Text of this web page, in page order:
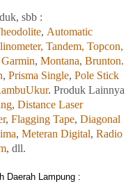
sbb :
, Automatic
Tandem, Topcon,
Garmin, Montana, Brunton.
, Prisma Single, Pole Stick
. Produk Lainnya
, Distance Laser
, Flagging Tape, Diagonal
, Meteran Digital, Radio
, dll.
Daerah Lampung :